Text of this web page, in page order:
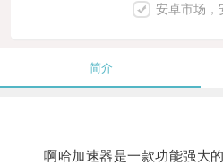
安卓市场，
简介
啊哈加速器是一款功能强大的